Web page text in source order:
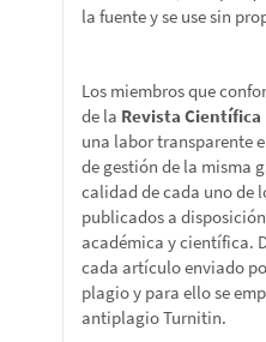
la fuente y se use sin
Los miembros que
de la Revista Científica
una labor transparente
de gestión de la misma
calidad de cada uno de
publicados a
académica y científica.
cada artículo enviado
plagio y para ello se
antiplagio Turnitin.